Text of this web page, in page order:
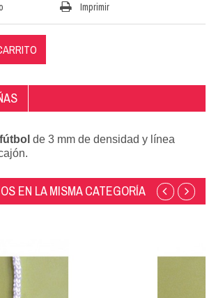
Imprimir
de 3 mm de densidad y línea
EN LA MISMA CATEGORÍA